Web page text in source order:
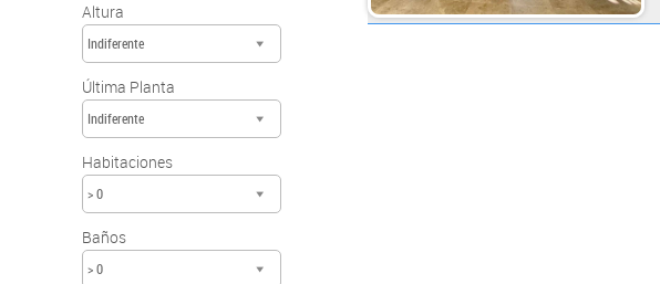
Altura
Indiferente
Última Planta
Indiferente
Habitaciones
> 0
Baños
> 0